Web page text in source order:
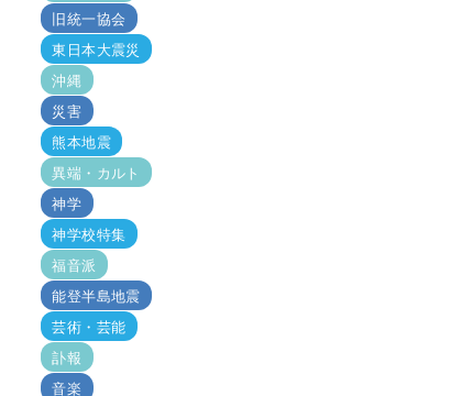
旧統一協会
東日本大震災
沖縄
災害
熊本地震
異端・カルト
神学
神学校特集
福音派
能登半島地震
芸術・芸能
訃報
音楽